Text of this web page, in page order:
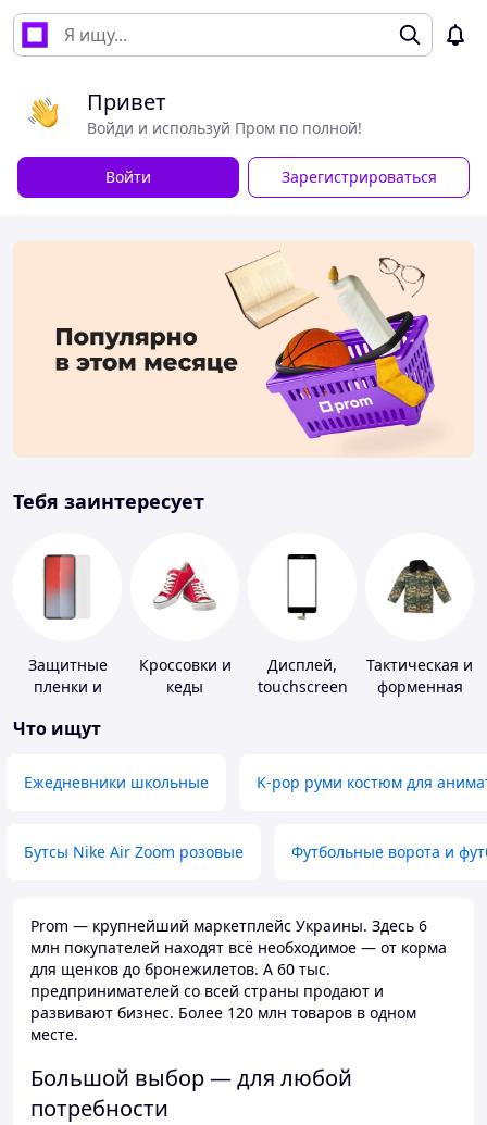
Привет
Войди и используй Пром по полной!
Войти Зарегистрироваться
Тебя заинтересует
Защитные
пленки и
портативных
Кроссовки и
кеды
Дисплей,
touchscreen
Тактическая и
форменная
Что ищут
Ежедневники школьные K-pop руми костюм для
Бутсы Nike Air Zoom розовые Футбольные ворота и
Prom — крупнейший маркетплейс Украины. Здесь 6
млн покупателей находят всё необходимое — от корма
для щенков до бронежилетов. А 60 тыс.
предпринимателей со всей страны продают и
развивают бизнес. Более 120 млн товаров в одном
месте.
Большой выбор — для любой
потребности